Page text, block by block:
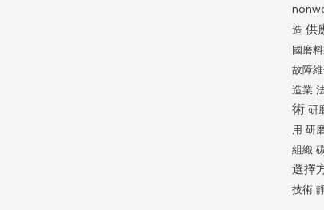
造 供
國磨
故障
造業
術 研
用 研
組織
選擇
技術